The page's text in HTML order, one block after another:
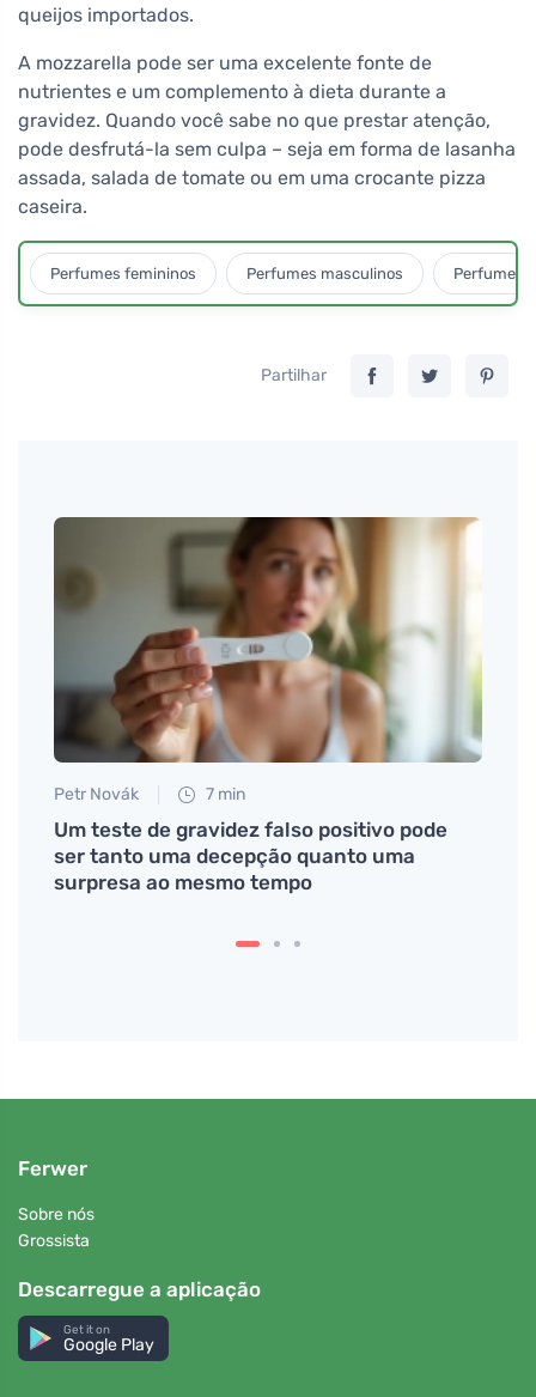
queijos importados.
A mozzarella pode ser uma excelente fonte de
nutrientes e um complemento à dieta durante a
gravidez. Quando você sabe no que prestar atenção,
pode desfrutá-la sem culpa – seja em forma de lasanha
assada, salada de tomate ou em uma crocante pizza
caseira.
Perfumes femininos Perfumes masculinos Perfumes
Partilhar
Petr Novák 7 min
Um teste de gravidez falso positivo pode
ser tanto uma decepção quanto uma
surpresa ao mesmo tempo
Ferwer
Sobre nós
Grossista
Descarregue a aplicação
Get it on
Google Play